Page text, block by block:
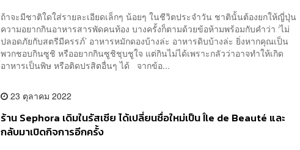
ถ้าจะมีชาติใดใส่รายละเอียดเล็กๆ น้อยๆ ในชีวิตประจำวัน ชาตินั้นต้องยกให้ญี่ปุ่น
ความอยากกินอาหารสารพัดคนท้อง บางครั้งก็ตามด้วยข้อห้ามพร้อมกับคำว่า ‘ไม่
ปลอดภัยกับสตรีมีครรภ์’ อาหารหมักดองบ้างล่ะ อาหารดิบบ้างล่ะ ยิ่งหากคุณเป็น
พวกชอบกินซูชิ หรืออยากกินซูชิชุบชูใจ แต่กินไม่ได้เพราะกลัวว่าอาจทำให้เกิด
อาหารเป็นพิษ หรือติดปรสิตอื่นๆ ได้ จากข้อ...
23 ตุลาคม 2022
ร้าน Sephora เดิมในรัสเซีย ได้เปลี่ยนชื่อใหม่เป็น Île de Beauté และ
กลับมาเปิดกิจการอีกครั้ง